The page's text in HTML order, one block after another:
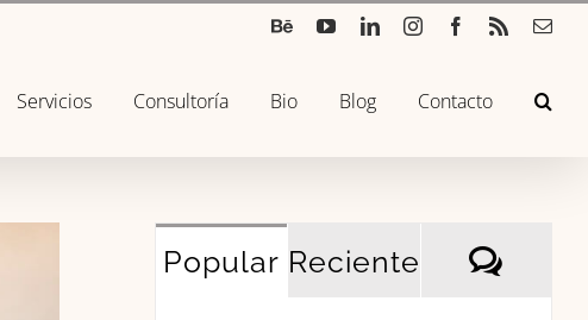
BéhanceYouTubeLinkedInInstagramFacebook
Rss
Servicios Consultoría Bio Blog Contacto
Popular Reciente